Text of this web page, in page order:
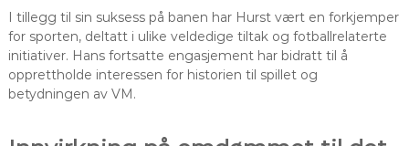
I tillegg til sin suksess på banen har Hurst vært en forkjemper
for sporten, deltatt i ulike veldedige tiltak og fotballrelaterte
initiativer. Hans fortsatte engasjement har bidratt til å
opprettholde interessen for historien til spillet og
betydningen av VM.